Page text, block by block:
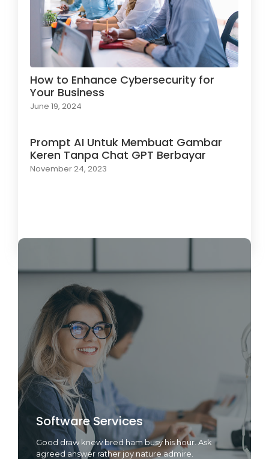
How to Enhance Cybersecurity for
Your Business
June 19, 2024
Prompt AI Untuk Membuat Gambar
Keren Tanpa Chat GPT Berbayar
November 24, 2023
Software Services
Good draw knew bred ham busy his hour. Ask
agreed answer rather joy nature admire.